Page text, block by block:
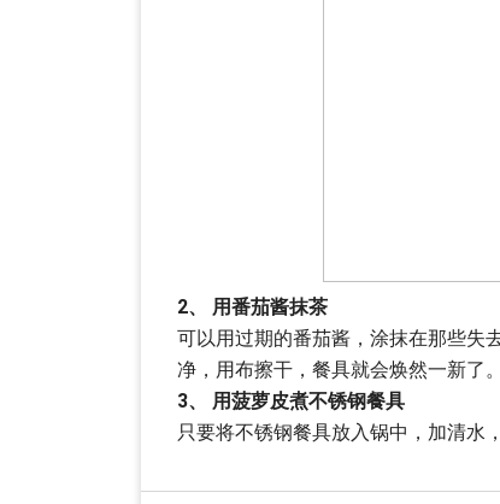
2、 用番茄酱抹茶
可以用过期的番茄酱，涂抹在那些失
净，用布擦干，餐具就会焕然一新了。
3、 用菠萝皮煮不锈钢餐具
只要将不锈钢餐具放入锅中，加清水